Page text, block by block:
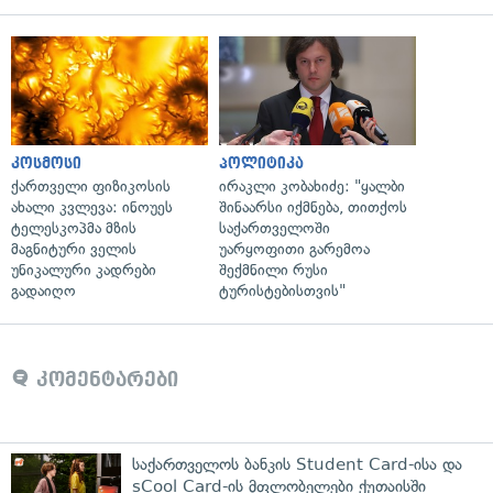
კოსმოსი
ქართველი ფიზიკოსის
ახალი კვლევა: ინოუეს
ტელესკოპმა მზის
მაგნიტური ველის
უნიკალური კადრები
გადაიღო
პოლიტიკა
ირაკლი კობახიძე: "ყალბი
შინაარსი იქმნება, თითქოს
საქართველოში
უარყოფითი გარემოა
შექმნილი რუსი
ტურისტებისთვის"
კომენტარები
საქართველოს ბანკის Student Card-ისა და
sCool Card-ის მფლობელები ქუთაისში